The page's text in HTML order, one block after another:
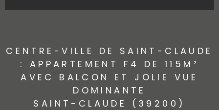
CENTRE-VILLE DE SAINT-CLAUDE
: APPARTEMENT F4 DE 115M²
AVEC BALCON ET JOLIE VUE
DOMINANTE
SAINT-CLAUDE (39200)